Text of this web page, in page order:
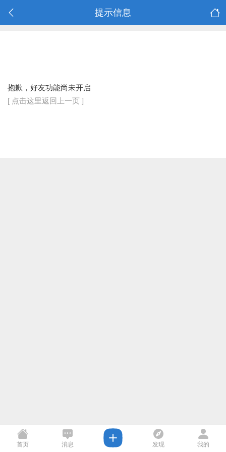
提示信息
抱歉，好友功能尚未开启
[ 点击这里返回上一页 ]
首页 消息 发现 我的